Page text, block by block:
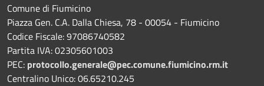
Comune di Fiumicino
Piazza Gen. C.A. Dalla Chiesa, 78 - 00054 - Fiumicino
Codice Fiscale: 97086740582
Partita IVA: 02305601003
PEC: protocollo.generale@pec.comune.fiumicino.rm.it
Centralino Unico: 06.65210.245